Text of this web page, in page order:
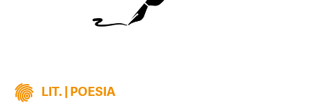
LIT. | POESIA